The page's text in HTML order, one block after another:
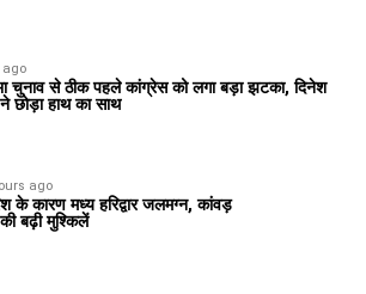
ago
चुनाव से ठीक पहले कांग्रेस को लगा बड़ा झटका, दिनेश
छोड़ा हाथ का साथ
के कारण मध्य हरिद्वार जलमग्न, कांवड़
की बढ़ी मुश्किलें